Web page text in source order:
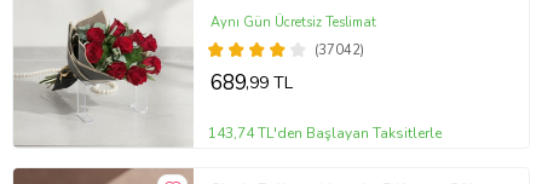
(37042)
Aynı Gün Ücretsiz Teslimat
689,99 TL
143,74 TL'den Başlayan Taksitlerle